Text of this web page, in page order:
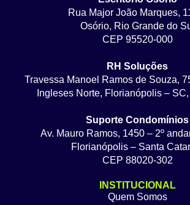
Rua Major João Marques,
Osório, Rio Grande do
CEP 95520-000
RH Soluções
Travessa Manoel Ramos de Souza,
Ingleses Norte, Florianópolis –
Suporte Condomínios
Av. Mauro Ramos, 1450 – 2º
Florianópolis – Santa
CEP 88020-302
INSTITUCIONAL
Quem Somos